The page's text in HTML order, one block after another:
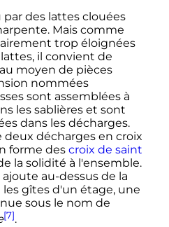
des lattes clouées
Mais comme
trop éloignées
il convient de
moyen de pièces
nommées
sont assemblées à
les sablières et sont
dans les décharges.
deux décharges en croix
forme des croix de saint
la solidité à l'ensemble.
au-dessus de la
gîtes d'un étage, une
sous le nom de
[7].